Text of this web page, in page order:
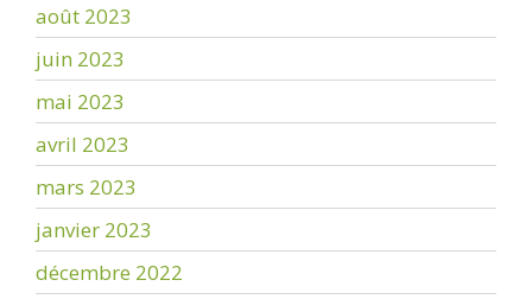
août 2023
juin 2023
mai 2023
avril 2023
mars 2023
janvier 2023
décembre 2022